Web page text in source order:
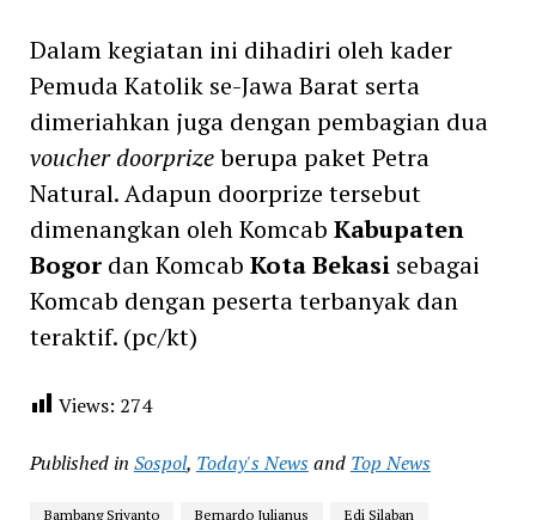
Dalam kegiatan ini dihadiri oleh kader
Pemuda Katolik se-Jawa Barat serta
dimeriahkan juga dengan pembagian dua
voucher doorprizeberupa paket Petra
Natural. Adapun doorprize tersebut
dimenangkan oleh Komcab Kabupaten
Bogordan Komcab Kota Bekasisebagai
Komcab dengan peserta terbanyak dan
teraktif. (pc/kt)
Views: 274
Published in Sospol, Today's Newsand Top News
Bambang Sriyanto Bernardo Julianus
Edi Silaban